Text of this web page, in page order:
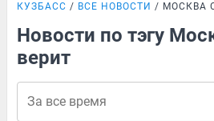
КУЗБАСС ВСЕ НОВОСТИ МОСКВА
Новости по тэгу
верит